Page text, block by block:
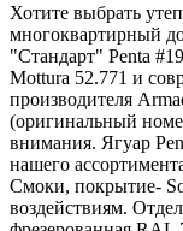
Хотите выбрать
многоквартирный
"Стандарт" Penta
Mottura 52.771 и
производителя
(оригинальный
внимания. Ягуар
нашего
Смоки, покрытие-
воздействиям.